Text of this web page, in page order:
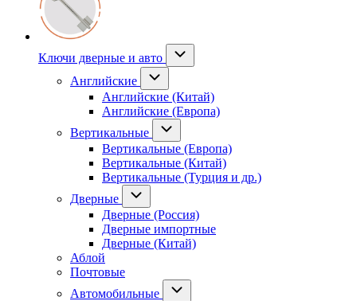
Ключи дверные и авто
Английские
Английские (Китай)
Английские (Европа)
Вертикальные
Вертикальные (Европа)
Вертикальные (Китай)
Вертикальные (Турция и др.)
Дверные
Дверные (Россия)
Дверные импортные
Дверные (Китай)
Аблой
Почтовые
Автомобильные